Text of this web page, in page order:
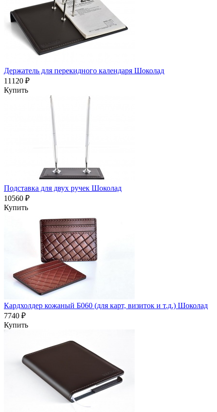
Держатель для перекидного календаря Шоколад
11120 ₽
Купить
Подставка для двух ручек Шоколад
10560 ₽
Купить
Кардхолдер кожаный Б060 (для карт, визиток и т.д.) Шоколад
7740 ₽
Купить